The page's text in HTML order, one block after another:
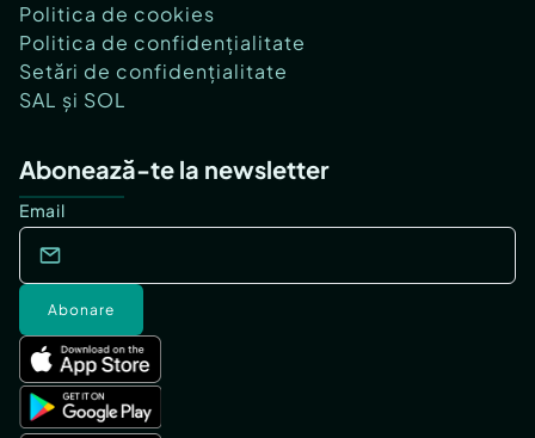
Politica de cookies
Politica de confidențialitate
Setări de confidențialitate
SAL și SOL
Abonează-te la newsletter
Email
Abonare